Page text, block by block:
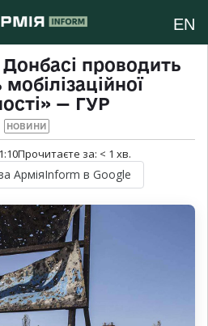
EN
проводить
— ГУР
НОВИНИ
Прочитаєте за: < 1 хв.
АрміяInform в Google